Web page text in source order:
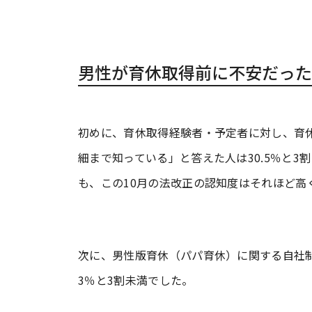
男性が育休取得前に不安だっ
初めに、育休取得経験者・予定者に対し、
細まで知っている」と答えた人は30.5％と3
も、この10月の法改正の認知度はそれほど高
次に、男性版育休（パパ育休）に関する自
3％と3割未満でした。